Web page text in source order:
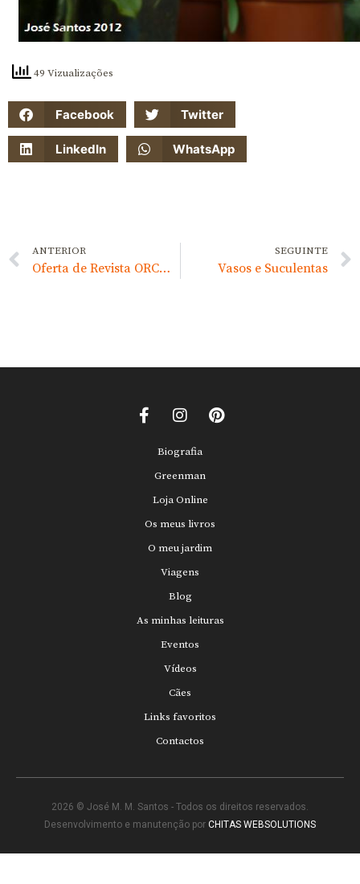
49 Vizualizações
Facebook Twitter
LinkedIn WhatsApp
ANTERIOR
Oferta de Revista ORCHIDS
SEGUINTE
Vasos e Suculentas
Biografia
Greenman
Loja Online
Os meus livros
O meu jardim
Viagens
Blog
As minhas leituras
Eventos
Vídeos
Cães
Links favoritos
Contactos
2026 © José M. M. Santos - Todos os direitos reservados.
Desenvolvimento e manutenção por CHITAS WEBSOLUTIONS